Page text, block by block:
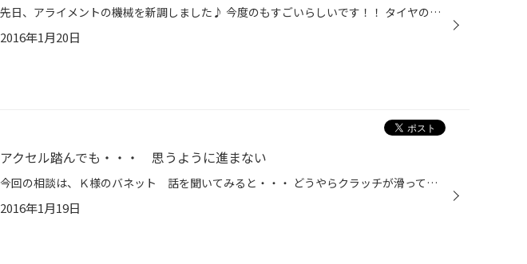
先日、アライメントの機械を新調しました♪ 今度のもすごいらしいです！！ タイヤの減り方が気になる方、クルマがふらつく気がする方 ぜひご来店くださ～い(*^。^*)
2016年1月20日
アクセル踏んでも・・・ 思うように進まない
今回の相談は、Ｋ様のバネット 話を聞いてみると・・・ どうやらクラッチが滑ってるみたいだ。 クラッチが滑る」とは、走行中 アクセル ペダルを踏み込んでも、エンジン回転だけが あがり、スピードがついて行かない事を言います。 そのまま走行を続けると、全く走行でき なくなります(T_T) このよ...
2016年1月19日